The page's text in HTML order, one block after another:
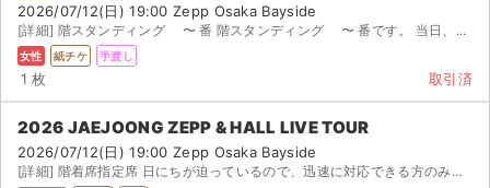
2026/07/12(日) 19:00 Zepp Osaka Bayside
[詳細] 階スタンディング 〜 番 階スタンディング 〜 番です。 当日、...
女性 紙チケ 手渡し
1 枚 取引済
2026 JAEJOONG ZEPP & HALL LIVE TOUR
2026/07/12(日) 19:00 Zepp Osaka Bayside
[詳細] 階着席指定席 日にちが迫っているので、迅速に対応できる方のみご連絡お願いいたします。 郵送は...